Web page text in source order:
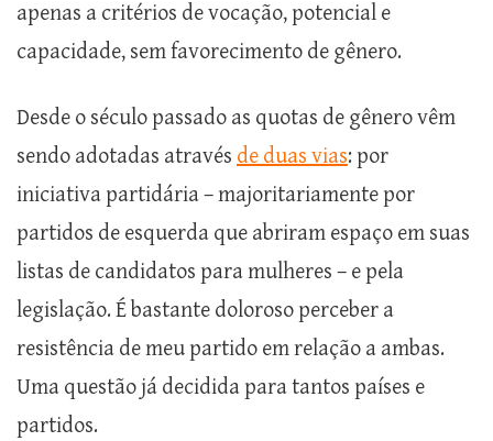
apenas a critérios de vocação, potencial e
capacidade, sem favorecimento de gênero.
Desde o século passado as quotas de gênero vêm
sendo adotadas através de duas vias: por
iniciativa partidária – majoritariamente por
partidos de esquerda que abriram espaço em suas
listas de candidatos para mulheres – e pela
legislação. É bastante doloroso perceber a
resistência de meu partido em relação a ambas.
Uma questão já decidida para tantos países e
partidos.